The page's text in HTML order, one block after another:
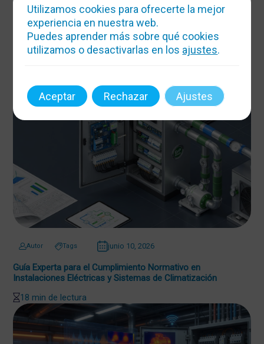
Climatización y Electricidad: Claves para Reducir la Huella de
Carbono en el Hogar
12 min de lectura
Autor Tags junio 10, 2026
Guía Experta para el Cumplimiento Normativo en
Instalaciones Eléctricas y Sistemas de Climatización
18 min de lectura
Utilizamos cookies para ofrecerte la mejor
experiencia en nuestra web.
Puedes aprender más sobre qué cookies
utilizamos o desactivarlas en los ajustes.
Aceptar Rechazar Ajustes